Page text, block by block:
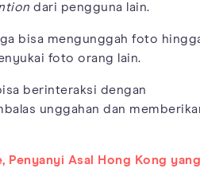
dari pengguna lain.
bisa mengunggah foto
foto orang lain.
berinteraksi dengan
unggahan dan
Penyanyi Asal Hong Kong yang